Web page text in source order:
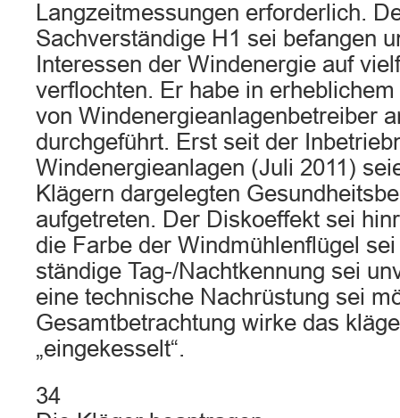
Langzeitmessungen erforderlich.
Sachverständige H1 sei befangen
Interessen der Windenergie auf
verflochten. Er habe in
von Windenergieanlagenbetreiber
durchgeführt. Erst seit der
Windenergieanlagen (Juli 2011)
Klägern dargelegten
aufgetreten. Der Diskoeffekt sei
die Farbe der Windmühlenflügel
ständige Tag-/Nachtkennung sei
eine technische Nachrüstung sei
Gesamtbetrachtung wirke das
„eingekesselt“.
34